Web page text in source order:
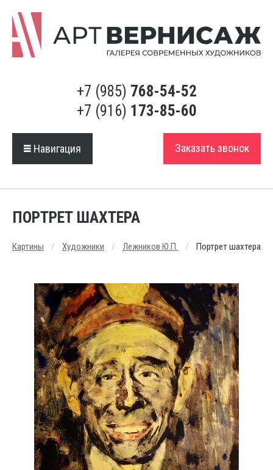
+7 (985) 768-54-52
+7 (916) 173-85-60
Навигация Заказать звонок
ПОРТРЕТ ШАХТЕРА
Картины Художники Лежников Ю.П. Портрет шахтера